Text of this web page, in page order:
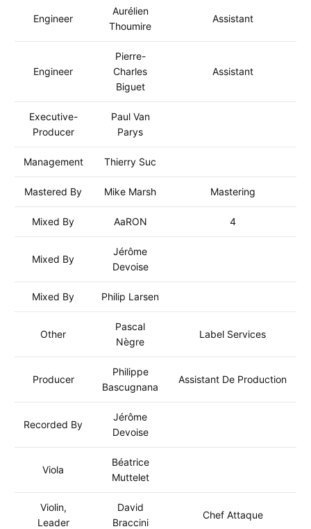
Engineer
Aurélien
Thoumire
Assistant
Engineer
Pierre-
Charles
Biguet
Assistant
Executive-
Producer
Paul Van
Parys
Management Thierry Suc
Mastered By Mike Marsh Mastering
Mixed By AaRON 4
Mixed By
Jérôme
Devoise
Mixed By Philip Larsen
Other
Pascal
Nègre
Label Services
Producer
Philippe
Bascugnana
Assistant De Production
Recorded By
Jérôme
Devoise
Viola
Béatrice
Muttelet
Violin,
Leader
David
Braccini
Chef Attaque